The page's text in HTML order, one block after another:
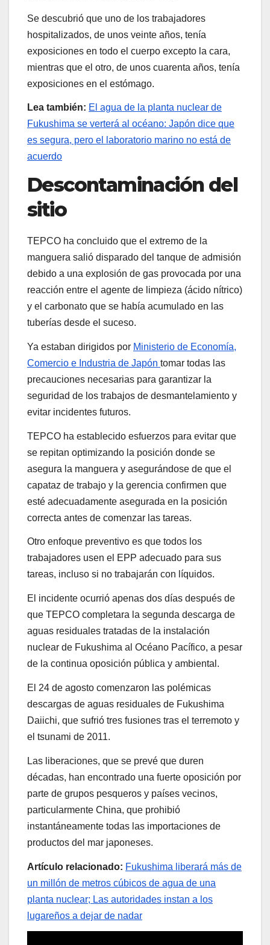
Se descubrió que uno de los trabajadores
hospitalizados, de unos veinte años, tenía
exposiciones en todo el cuerpo excepto la cara,
mientras que el otro, de unos cuarenta años, tenía
exposiciones en el estómago.
Lea también: El agua de la planta nuclear de
Fukushima se verterá al océano: Japón dice que
es segura, pero el laboratorio marino no está de
acuerdo
Descontaminación del
sitio
TEPCO ha concluido que el extremo de la
manguera salió disparado del tanque de admisión
debido a una explosión de gas provocada por una
reacción entre el agente de limpieza (ácido nítrico)
y el carbonato que se había acumulado en las
tuberías desde el suceso.
Ya estaban dirigidos por Ministerio de Economía,
Comercio e Industria de Japón tomar todas las
precauciones necesarias para garantizar la
seguridad de los trabajos de desmantelamiento y
evitar incidentes futuros.
TEPCO ha establecido esfuerzos para evitar que
se repitan optimizando la posición donde se
asegura la manguera y asegurándose de que el
capataz de trabajo y la gerencia confirmen que
esté adecuadamente asegurada en la posición
correcta antes de comenzar las tareas.
Otro enfoque preventivo es que todos los
trabajadores usen el EPP adecuado para sus
tareas, incluso si no trabajarán con líquidos.
El incidente ocurrió apenas dos días después de
que TEPCO completara la segunda descarga de
aguas residuales tratadas de la instalación
nuclear de Fukushima al Océano Pacífico, a pesar
de la continua oposición pública y ambiental.
El 24 de agosto comenzaron las polémicas
descargas de aguas residuales de Fukushima
Daiichi, que sufrió tres fusiones tras el terremoto y
el tsunami de 2011.
Las liberaciones, que se prevé que duren
décadas, han encontrado una fuerte oposición por
parte de grupos pesqueros y países vecinos,
particularmente China, que prohibió
instantáneamente todas las importaciones de
productos del mar japoneses.
Artículo relacionado: Fukushima liberará más de
un millón de metros cúbicos de agua de una
planta nuclear; Las autoridades instan a los
lugareños a dejar de nadar